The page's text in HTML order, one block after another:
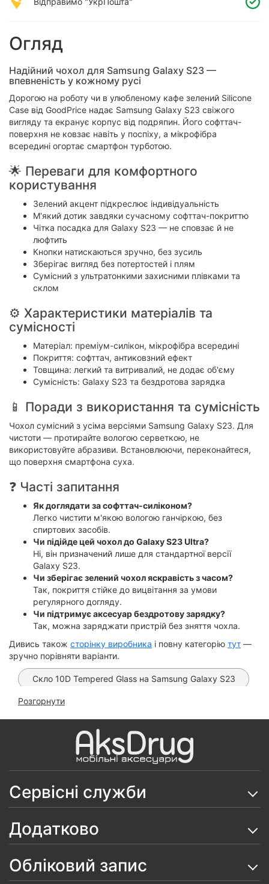
Огляд
Надійний чохол для Samsung Galaxy S23 —
впевненість у кожному русі
Дорогою на роботу чи в улюбленому кафе зелений Silicone
Case від GoodPrice надає Samsung Galaxy S23 свіжого
вигляду та екранує корпус від подряпин. Його софттач-
поверхня не ковзає навіть у поспіху, а мікрофібра
всередині огортає смартфон турботою.
🌟 Переваги для комфортного
користування
Зелений акцент підкреслює індивідуальність
М'який дотик завдяки сучасному софттач-покриттю
Чітка посадка для Galaxy S23 — не сповзає й не
люфтить
Кнопки натискаються зручно, без зусиль
Зберігає вигляд без потертостей і плям
Сумісний з ультратонкими захисними плівками та
склом
⚙️ Характеристики матеріалів та
сумісності
Матеріал: преміум-силікон, мікрофібра всередині
Покриття: софттач, антиковзний ефект
Товщина: легкий та витривалий, не додає об'єму
Сумісність: Galaxy S23 та бездротова зарядка
📱 Поради з використання та сумісність
Чохол сумісний з усіма версіями Samsung Galaxy S23. Для
чистоти — протирайте вологою серветкою, не
використовуйте абразиви. Встановлюючи, переконайтеся,
що поверхня смартфона суха.
❓ Часті запитання
Як доглядати за софттач-силіконом?
Легко чистити м'якою вологою ганчіркою, без
спиртових засобів.
Чи підійде цей чохол до Galaxy S23 Ultra?
Ні, він призначений лише для стандартної версії
Galaxy S23.
Чи зберігає зелений чохол яскравість з часом?
Так, покриття стійке до вицвітання за умови
регулярного догляду.
Чи підтримує аксесуар бездротову зарядку?
Так, можна заряджати пристрій без зняття чохла.
Дивись також сторінку виробника і повну категорію тут —
зручно порівняти варіанти.
Скло 10D Tempered Glass на Samsung Galaxy S23
Чохол FIBRA Carbonite MagSafe на Samsung Galaxy
Захисне скло OG Purple на Samsung S22/ S23
Чохол FIBRA Carbonite MagSafe на Samsung Galaxy
Чохол FIBRA Carbonite MagSafe на Samsung Galaxy
Чохол Carbon Auto-Focus на Samsung Galaxy S23
Чохол Carbon TPU на Samsung Galaxy S23
Розгорнути
Сервісні служби
Додатково
Обліковий запис